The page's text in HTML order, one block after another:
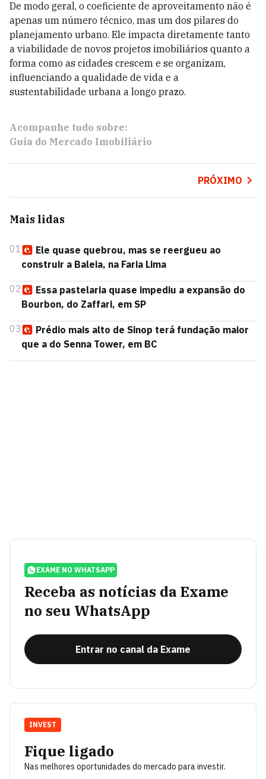
De modo geral, o coeficiente de aproveitamento não é
apenas um número técnico, mas um dos pilares do
planejamento urbano. Ele impacta diretamente tanto
a viabilidade de novos projetos imobiliários quanto a
forma como as cidades crescem e se organizam,
influenciando a qualidade de vida e a
sustentabilidade urbana a longo prazo.
Acompanhe tudo sobre:
Guia do Mercado Imobiliário
PRÓXIMO
Mais lidas
01
Ele quase quebrou, mas se reergueu ao
construir a Baleia, na Faria Lima
02
Essa pastelaria quase impediu a expansão do
Bourbon, do Zaffari, em SP
03
Prédio mais alto de Sinop terá fundação maior
que a do Senna Tower, em BC
EXAME NO WHATSAPP
Receba as notícias da Exame
no seu WhatsApp
Entrar no canal da Exame
Fique ligado
Nas melhores oportunidades do mercado para investir.
INVEST